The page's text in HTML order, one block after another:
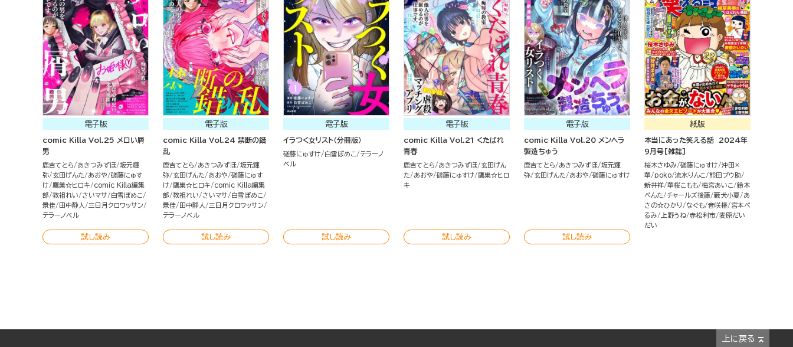
電子版
comic Killa Vol.25 メロい屑
男
鹿吉てとら あきつみずほ 坂元輝
弥 玄田げんた あおや
磋藤にゅす
け
鷹巣☆ヒロキ
comic Killa編集
部
教祖れい さいマサ
白雪ぽめこ
景佳
田中静人
三日月クロワッサン
テラーノベル
試し読み
電子版
comic Killa Vol.24 禁断の錯
乱
鹿吉てとら あきつみずほ 坂元輝
弥 玄田げんた あおや
磋藤にゅす
け
鷹巣☆ヒロキ
comic Killa編集
部
教祖れい さいマサ
白雪ぽめこ
景佳
田中静人
三日月クロワッサン
テラーノベル
試し読み
電子版
イラつく女リスト（分冊版）
磋藤にゅすけ 白雪ぽめこ
テラーノ
ベル
試し読み
電子版
comic Killa Vol.21 くたばれ
青春
鹿吉てとら あきつみずほ 玄田げん
た
あおや 磋藤にゅすけ
鷹巣☆ヒロ
キ
試し読み
電子版
comic Killa Vol.20 メンヘラ
製造ちゅう
鹿吉てとら あきつみずほ 坂元輝
弥 玄田げんた あおや 磋藤にゅすけ
試し読み
紙版
本当にあった笑える話 2024年
9月号[雑誌]
桜木さゆみ 磋藤にゅすけ
沖田×
華
poko 流水りんこ
熊田プウ助
新井祥 華桜こもも 梅宮あいこ
鈴木
ぺんた
チャールズ後藤 藪犬小夏
あ
さの☆ひかり
なぐも 音咲椿
宮本ぺ
るみ
上野うね 赤松利市 麦原だい
だい
上に戻る